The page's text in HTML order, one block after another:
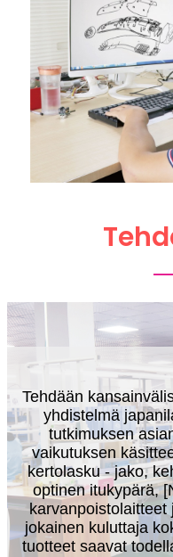
Tehdään
yhdistelmä
tutkimuksen
vaikutuksen
kertolasku - jako,
optinen itukypärä,
jokainen kuluttaja
tuotteet saavat